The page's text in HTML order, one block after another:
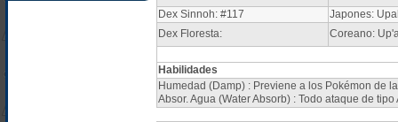
Dex Sinnoh: #117
Japones:
Dex Floresta:
Coreano:
Habilidades
Humedad (Damp) : Previene a los Pokémon de
Absor. Agua (Water Absorb) : Todo ataque de